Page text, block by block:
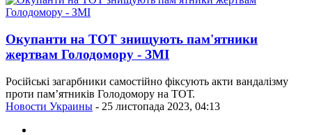
Окупанти на ТОТ знищують пам'ятники
жертвам Голодомору - ЗМІ
Російські загарбники самостійно фіксують акти вандалізму
проти пам’ятників Голодомору на ТОТ.
Новости Украины - 25 листопада 2023, 04:13